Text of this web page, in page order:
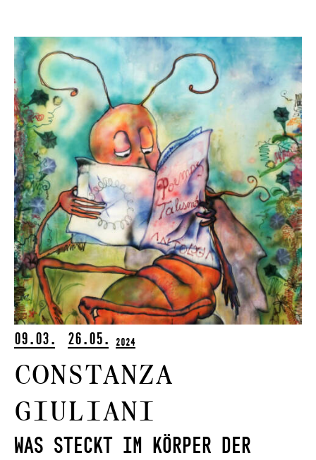
09.03. 26.05. 2024
Constanza
Giuliani
Was steckt im Körper der